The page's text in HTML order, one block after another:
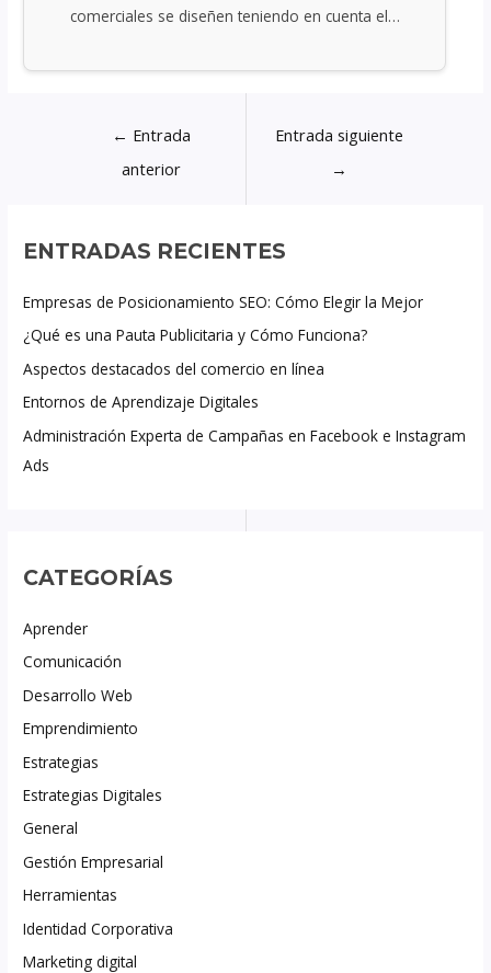
ENTRADAS RECIENTES
Empresas de Posicionamiento SEO: Cómo Elegir la Mejor
¿Qué es una Pauta Publicitaria y Cómo Funciona?
Aspectos destacados del comercio en línea
Entornos de Aprendizaje Digitales
Administración Experta de Campañas en Facebook e Instagram
Ads
CATEGORÍAS
Aprender
Comunicación
Desarrollo Web
Emprendimiento
Estrategias
Estrategias Digitales
General
Gestión Empresarial
Herramientas
Identidad Corporativa
Marketing digital
comerciales se diseñen teniendo en cuenta el…
← Entrada
anterior
Entrada siguiente
→